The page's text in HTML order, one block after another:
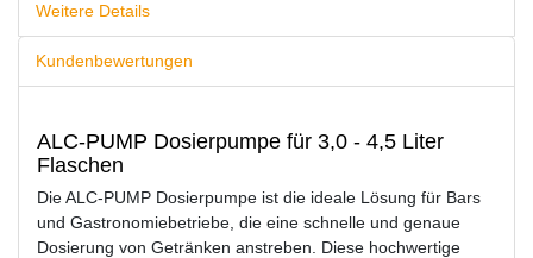
Weitere Details
Kundenbewertungen
ALC-PUMP Dosierpumpe für 3,0 - 4,5 Liter
Flaschen
Die ALC-PUMP Dosierpumpe ist die ideale Lösung für Bars
und Gastronomiebetriebe, die eine schnelle und genaue
Dosierung von Getränken anstreben. Diese hochwertige